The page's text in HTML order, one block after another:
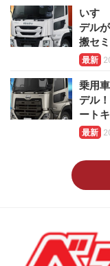
いす
デル
搬セ
最新
乗用
デル
ート
最新